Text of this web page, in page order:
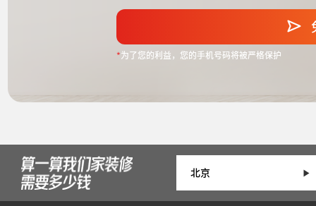
*为了您的利益，您的手机号码将被严格保护